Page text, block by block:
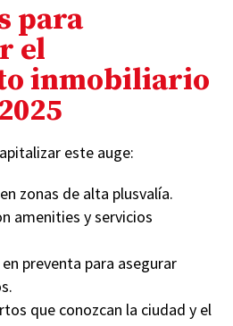
para
el
inmobiliario
este auge:
zonas de alta plusvalía.
amenities y servicios
preventa para asegurar
que conozcan la ciudad y el